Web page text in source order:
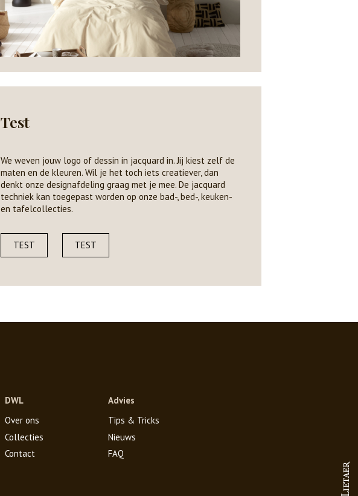
Test
We weven jouw logo of dessin in jacquard in. Jij kiest zelf de
maten en de kleuren. Wil je het toch iets creatiever, dan
denkt onze designafdeling graag met je mee. De jacquard
techniek kan toegepast worden op onze bad-, bed-, keuken-
en tafelcollecties.
TEST TEST
DWL
Over ons
Collecties
Contact
Advies
Tips & Tricks
Nieuws
FAQ